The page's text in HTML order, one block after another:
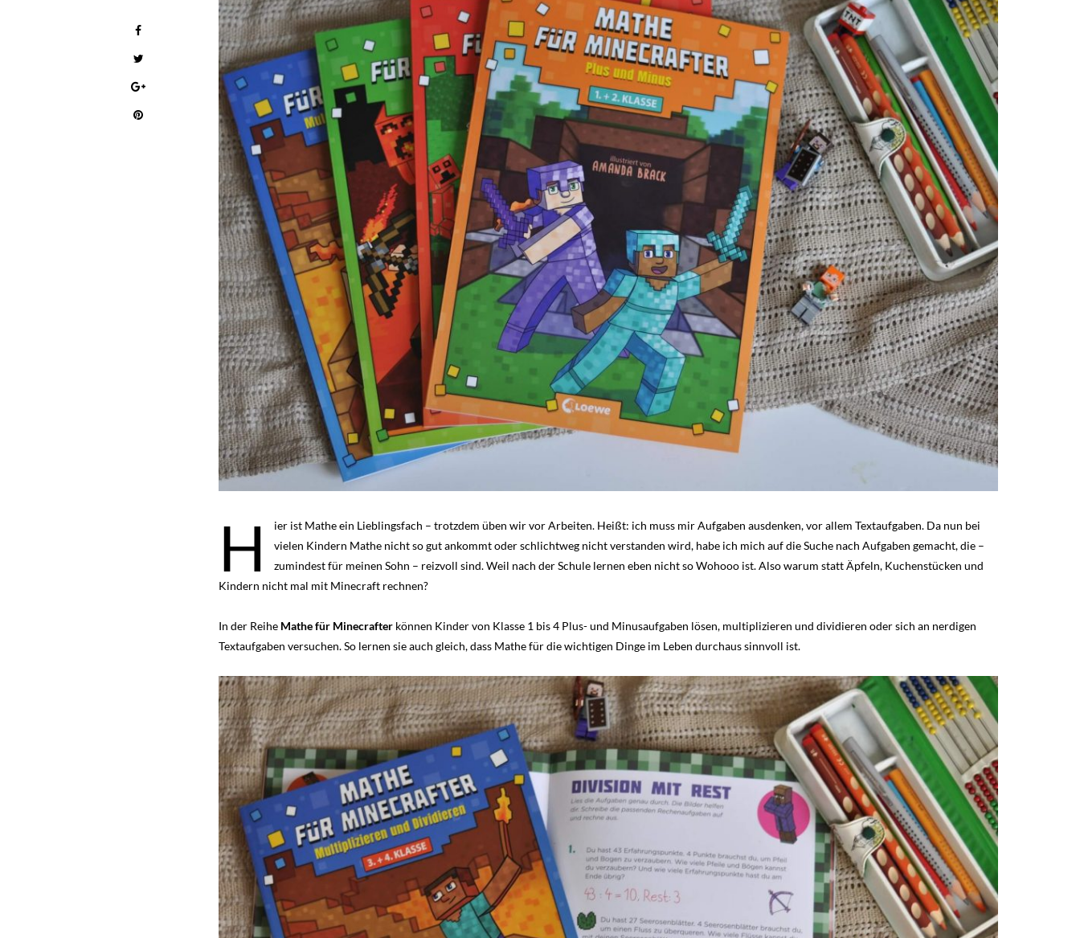
H
ier ist Mathe ein Lieblingsfach – trotzdem üben wir vor Arbeiten. Heißt: ich muss mir Aufgaben ausdenken, vor allem Textaufgaben. Da nun bei
vielen Kindern Mathe nicht so gut ankommt oder schlichtweg nicht verstanden wird, habe ich mich auf die Suche nach Aufgaben gemacht, die –
zumindest für meinen Sohn – reizvoll sind. Weil nach der Schule lernen eben nicht so Wohooo ist. Also warum statt Äpfeln, Kuchenstücken und
Kindern nicht mal mit Minecraft rechnen?
In der Reihe Mathe für Minecrafter können Kinder von Klasse 1 bis 4 Plus- und Minusaufgaben lösen, multiplizieren und dividieren oder sich an nerdigen
Textaufgaben versuchen. So lernen sie auch gleich, dass Mathe für die wichtigen Dinge im Leben durchaus sinnvoll ist.